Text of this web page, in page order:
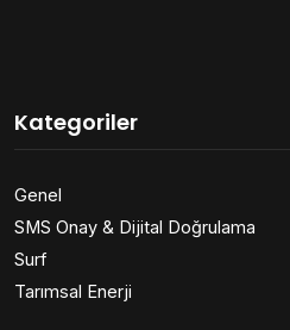
Kategoriler
Genel
SMS Onay & Dijital Doğrulama
Surf
Tarımsal Enerji